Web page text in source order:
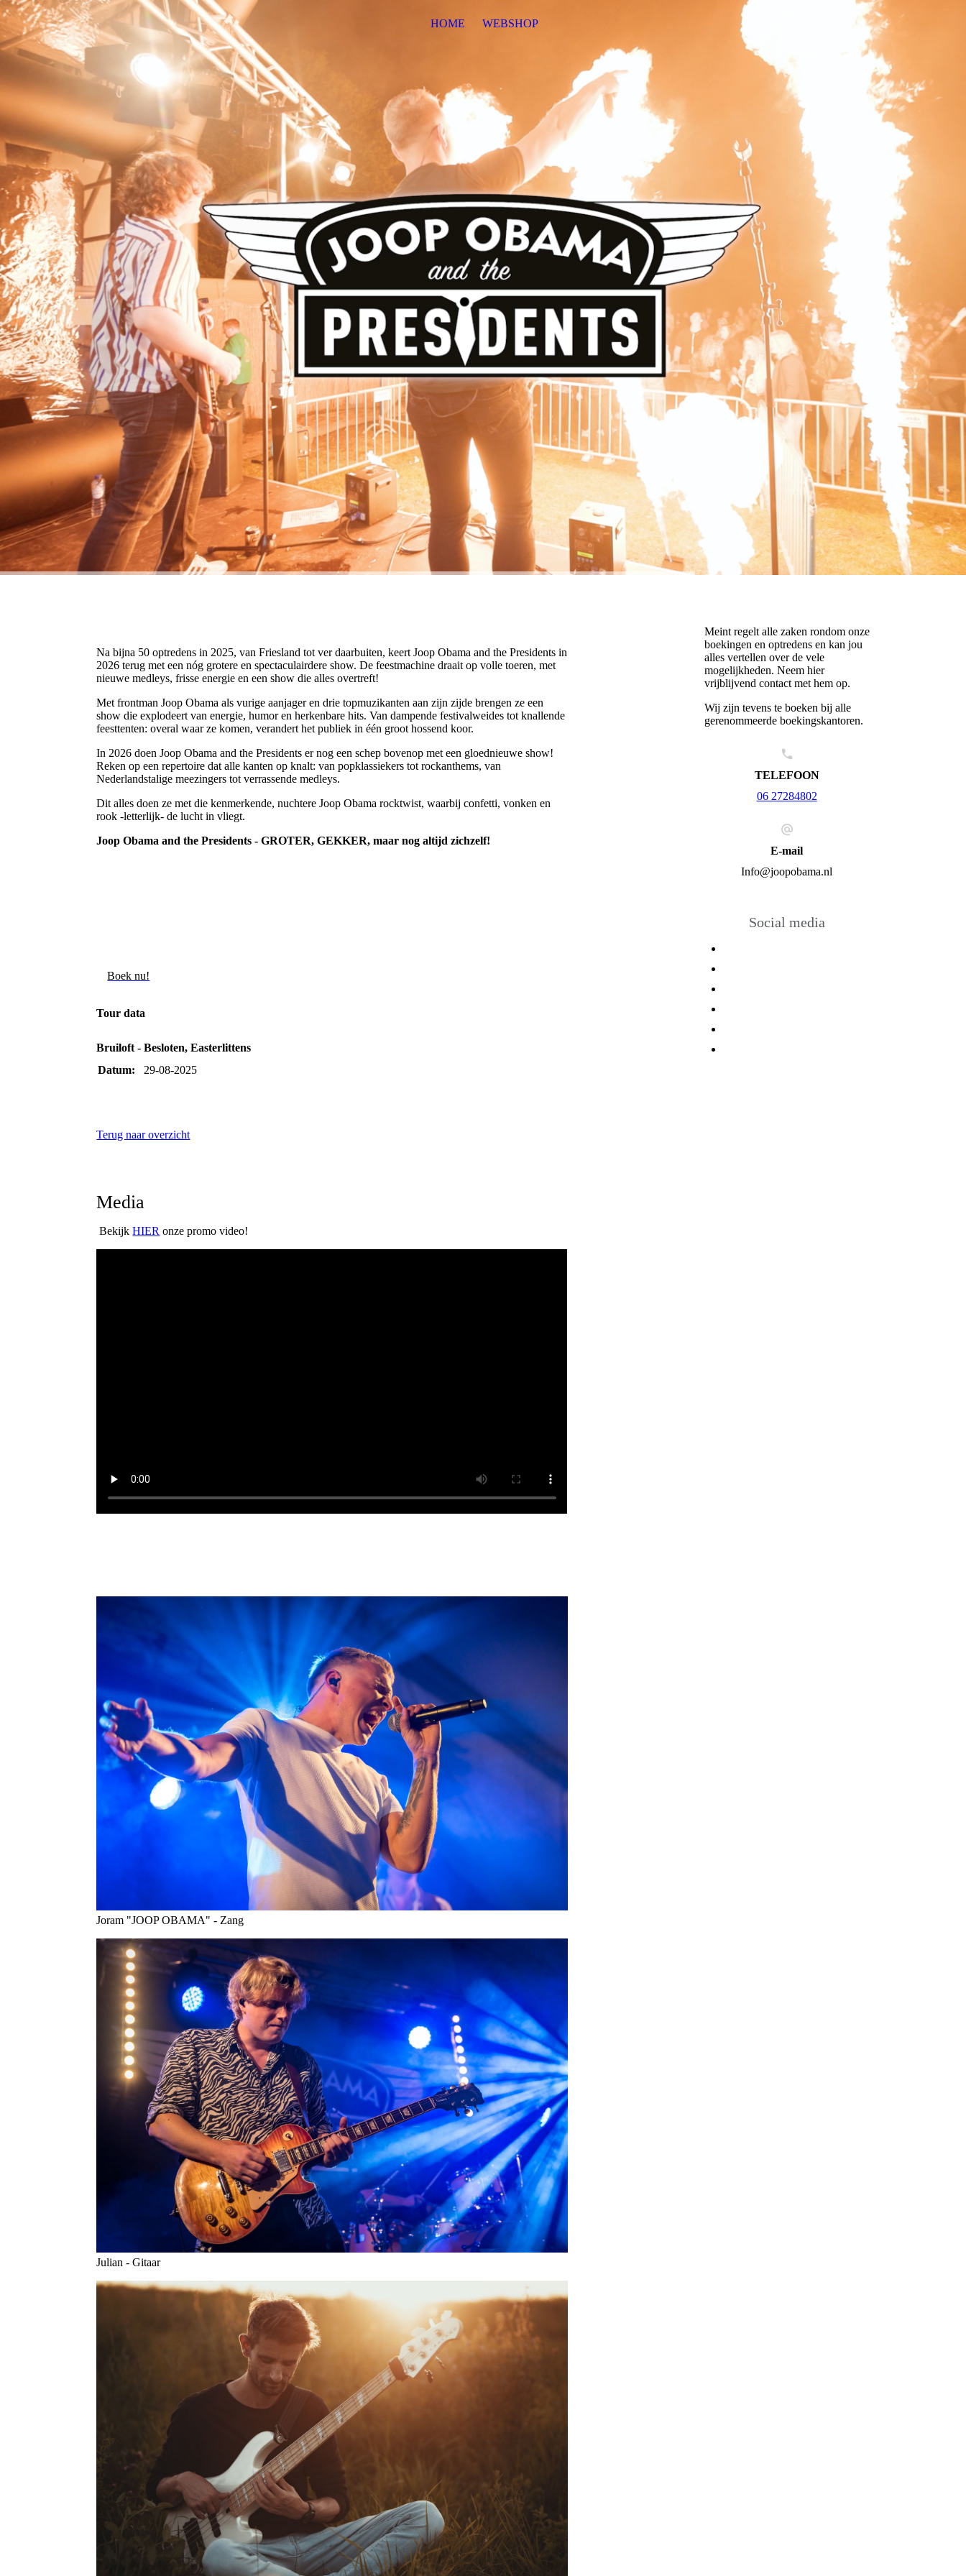
HOME WEBSHOP
Na bijna 50 optredens in 2025, van Friesland tot ver daarbuiten, keert Joop Obama and the Presidents in
2026 terug met een nóg grotere en spectaculairdere show. De feestmachine draait op volle toeren, met
nieuwe medleys, frisse energie en een show die alles overtreft!
Met frontman Joop Obama als vurige aanjager en drie topmuzikanten aan zijn zijde brengen ze een
show die explodeert van energie, humor en herkenbare hits. Van dampende festivalweides tot knallende
feesttenten: overal waar ze komen, verandert het publiek in één groot hossend koor.
In 2026 doen Joop Obama and the Presidents er nog een schep bovenop met een gloednieuwe show!
Reken op een repertoire dat alle kanten op knalt: van popklassiekers tot rockanthems, van
Nederlandstalige meezingers tot verrassende medleys.
Dit alles doen ze met die kenmerkende, nuchtere Joop Obama rocktwist, waarbij confetti, vonken en
rook -letterlijk- de lucht in vliegt.
Joop Obama and the Presidents - GROTER, GEKKER, maar nog altijd zichzelf!
Boek nu!
Tour data
Bruiloft - Besloten, Easterlittens
Datum:
29-08-2025
Terug naar overzicht
Media
BekijkHIER onze promo video!
Joram "JOOP OBAMA" - Zang
Julian - Gitaar
Meint regelt alle zaken rondom onze
boekingen en optredens en kan jou
alles vertellen over de vele
mogelijkheden. Neem hier
vrijblijvend contact met hem op.
Wij zijn tevens te boeken bij alle
gerenommeerde boekingskantoren.
TELEFOON
06 27284802
E-mail
Info@joopobama.nl
Social media